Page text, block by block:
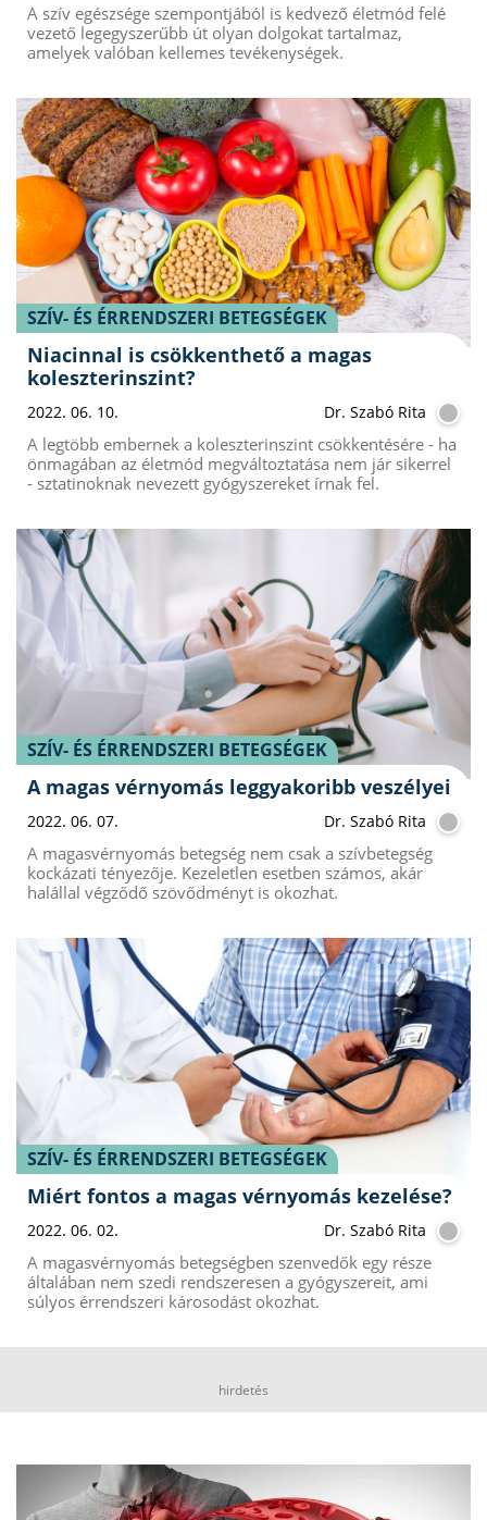
A szív egészsége szempontjából is kedvező életmód felé
vezető legegyszerűbb út olyan dolgokat tartalmaz,
amelyek valóban kellemes tevékenységek.
SZÍV- ÉS ÉRRENDSZERI BETEGSÉGEK
Niacinnal is csökkenthető a magas
koleszterinszint?
2022. 06. 10. Dr. Szabó Rita
A legtöbb embernek a koleszterinszint csökkentésére - ha
önmagában az életmód megváltoztatása nem jár sikerrel
- sztatinoknak nevezett gyógyszereket írnak fel.
SZÍV- ÉS ÉRRENDSZERI BETEGSÉGEK
A magas vérnyomás leggyakoribb veszélyei
2022. 06. 07. Dr. Szabó Rita
A magasvérnyomás betegség nem csak a szívbetegség
kockázati tényezője. Kezeletlen esetben számos, akár
halállal végződő szövődményt is okozhat.
SZÍV- ÉS ÉRRENDSZERI BETEGSÉGEK
Miért fontos a magas vérnyomás kezelése?
2022. 06. 02. Dr. Szabó Rita
A magasvérnyomás betegségben szenvedők egy része
általában nem szedi rendszeresen a gyógyszereit, ami
súlyos érrendszeri károsodást okozhat.
hirdetés